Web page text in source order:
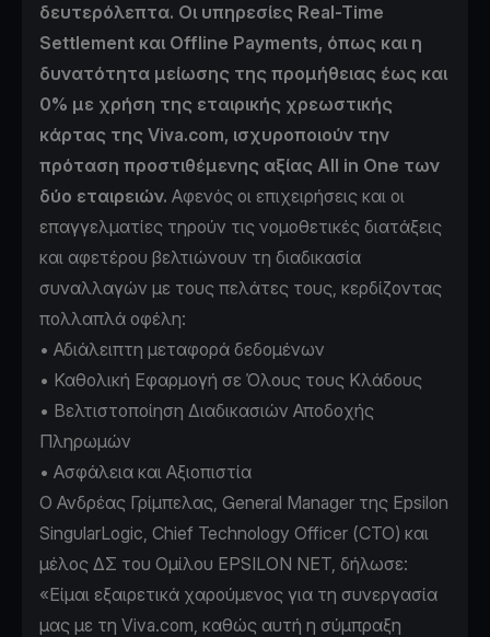
δευτερόλεπτα. Οι υπηρεσίες Real-Time
Settlement και Offline Payments, όπως και η
δυνατότητα μείωσης της προμήθειας έως και
0% με χρήση της εταιρικής χρεωστικής
κάρτας της Viva.com, ισχυροποιούν την
πρόταση προστιθέμενης αξίας All in One των
δύο εταιρειών. Αφενός οι επιχειρήσεις και οι
επαγγελματίες τηρούν τις νομοθετικές διατάξεις
και αφετέρου βελτιώνουν τη διαδικασία
συναλλαγών με τους πελάτες τους, κερδίζοντας
πολλαπλά οφέλη:
• Αδιάλειπτη μεταφορά δεδομένων
• Καθολική Εφαρμογή σε Όλους τους Κλάδους
• Βελτιστοποίηση Διαδικασιών Αποδοχής
Πληρωμών
• Ασφάλεια και Αξιοπιστία
Ο Ανδρέας Γρίμπελας, General Manager της Epsilon
SingularLogic, Chief Technology Officer (CTO) και
μέλος ΔΣ του Ομίλου EPSILON NET, δήλωσε:
«Είμαι εξαιρετικά χαρούμενος για τη συνεργασία
μας με τη Viva.com, καθώς αυτή η σύμπραξη